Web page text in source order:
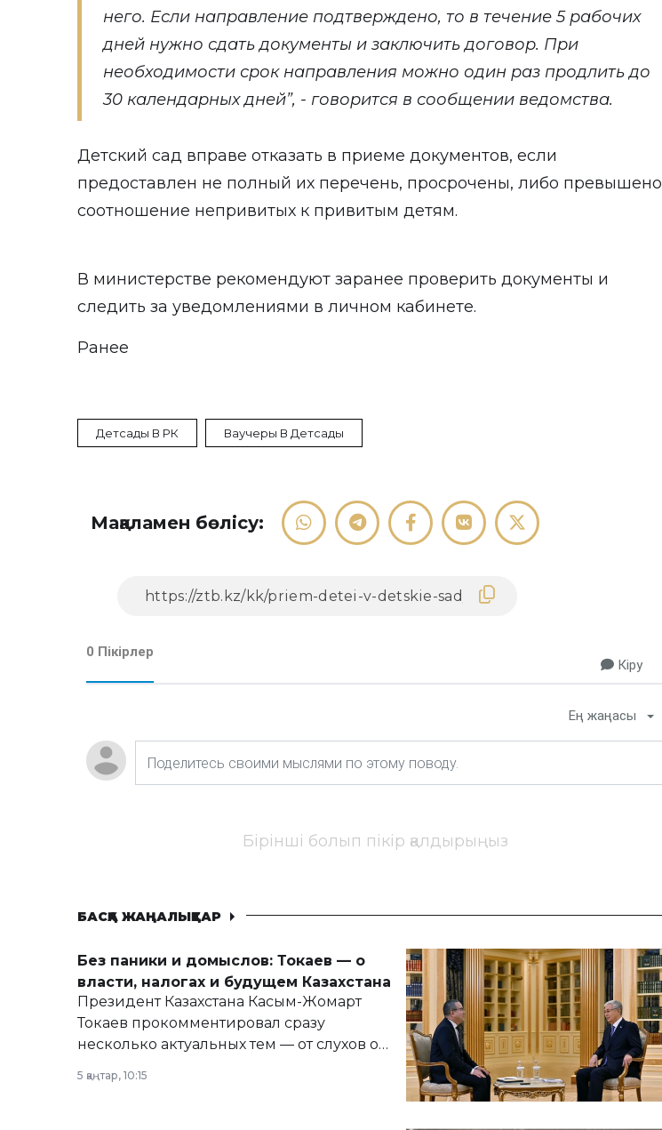
него. Если направление подтверждено, то в течение 5 рабочих
дней нужно сдать документы и заключить договор. При
необходимости срок направления можно один раз продлить до
30 календарных дней”, - говорится в сообщении ведомства.
Детский сад вправе отказать в приеме документов, если
предоставлен не полный их перечень, просрочены, либо превышено
соотношение непривитых к привитым детям.
В министерстве рекомендуют заранее проверить документы и
следить за уведомлениями в личном кабинете.
Ранее
Детсады В РК Ваучеры В Детсады
Мақаламен бөлісу:
0 Пікірлер
Кіру
Ең жаңасы
Бірінші болып пікір қалдырыңыз
БАСҚА ЖАҢАЛЫҚТАР
Без паники и домыслов: Токаев — о
власти, налогах и будущем Казахстана
Президент Казахстана Касым-Жомарт
Токаев прокомментировал сразу
несколько актуальных тем — от слухов о
армии, экономики и личного здоровья.
5 қаңтар, 10:15